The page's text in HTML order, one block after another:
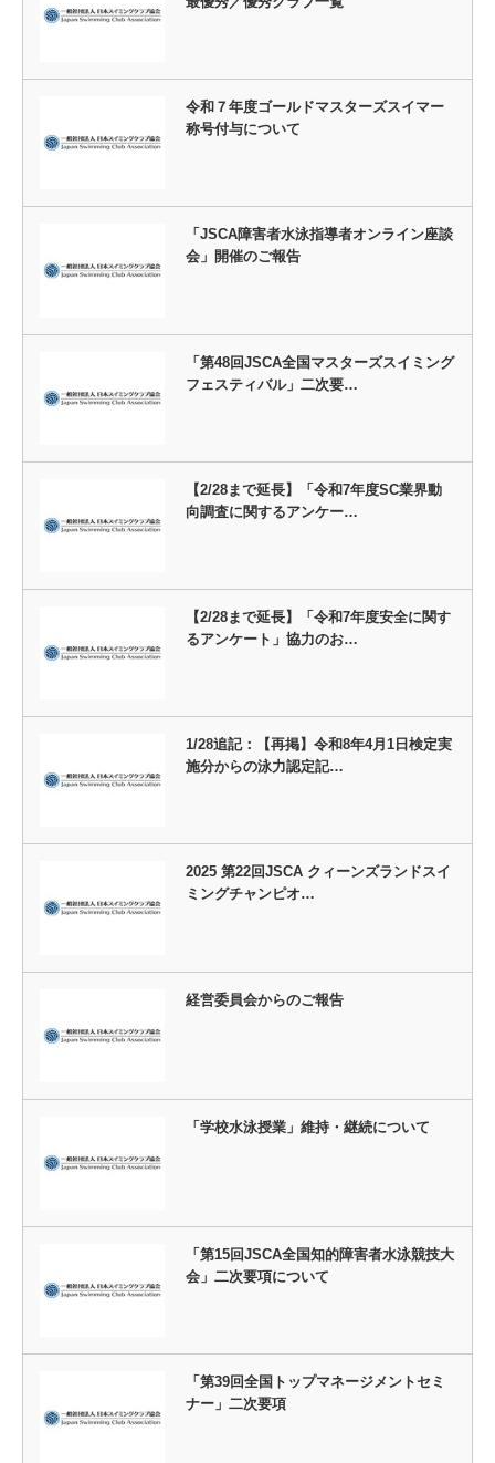
令和７年度ゴールドマスターズスイマー
称号付与について
「JSCA障害者水泳指導者オンライン座談
会」開催のご報告
「第48回JSCA全国マスターズスイミング
フェスティバル」二次要…
【2/28まで延長】「令和7年度SC業界動
向調査に関するアンケー…
【2/28まで延長】「令和7年度安全に関す
るアンケート」協力のお…
1/28追記：【再掲】令和8年4月1日検定実
施分からの泳力認定記…
2025 第22回JSCA クィーンズランドスイ
ミングチャンピオ…
経営委員会からのご報告
「学校水泳授業」維持・継続について
「第15回JSCA全国知的障害者水泳競技大
会」二次要項について
「第39回全国トップマネージメントセミ
ナー」二次要項